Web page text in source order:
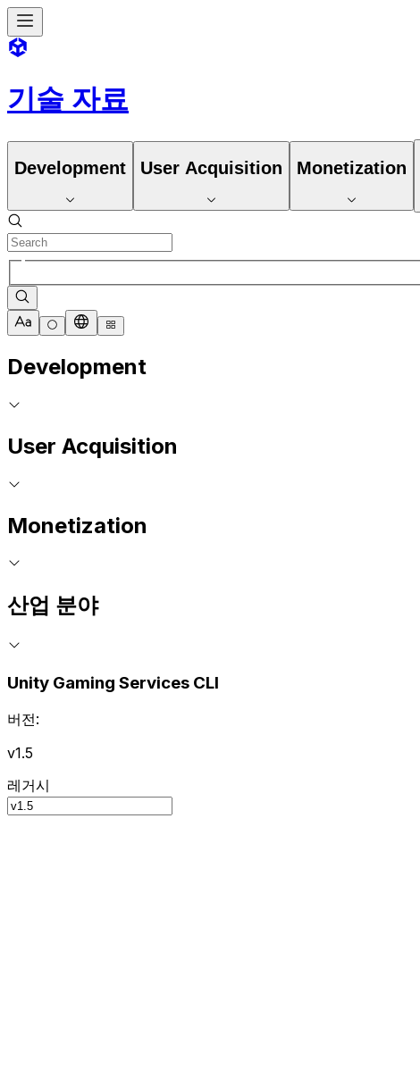
기술 자료
Development User Acquisition Monetization
Development
User Acquisition
Monetization
산업 분야
Unity Gaming Services CLI
버전:
v1.5
레거시